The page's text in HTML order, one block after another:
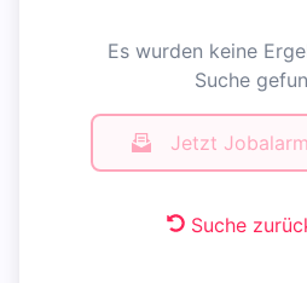
Es wurden keine
Suche
Jetzt
Suche